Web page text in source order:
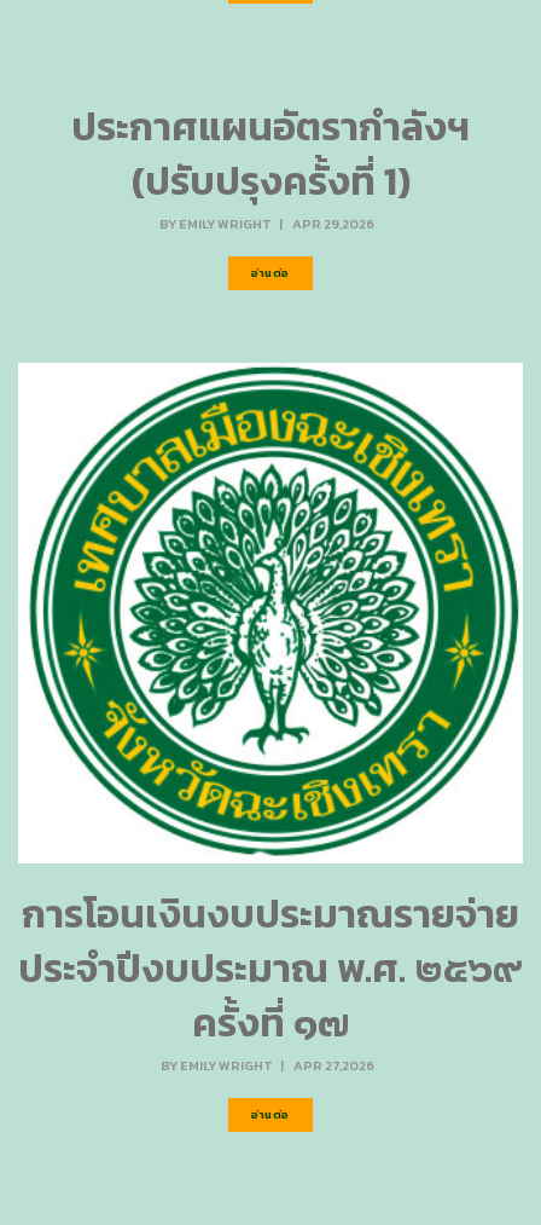
ประกาศแผนอัตรากำลังฯ
(ปรับปรุงครั้งที่ 1)
BYEMILY WRIGHT | APR 29,2026
อ่านต่อ
การโอนเงินงบประมาณรายจ่าย
ประจำปีงบประมาณ พ.ศ. ๒๕๖๙
ครั้งที่ ๑๗
BYEMILY WRIGHT | APR 27,2026
อ่านต่อ